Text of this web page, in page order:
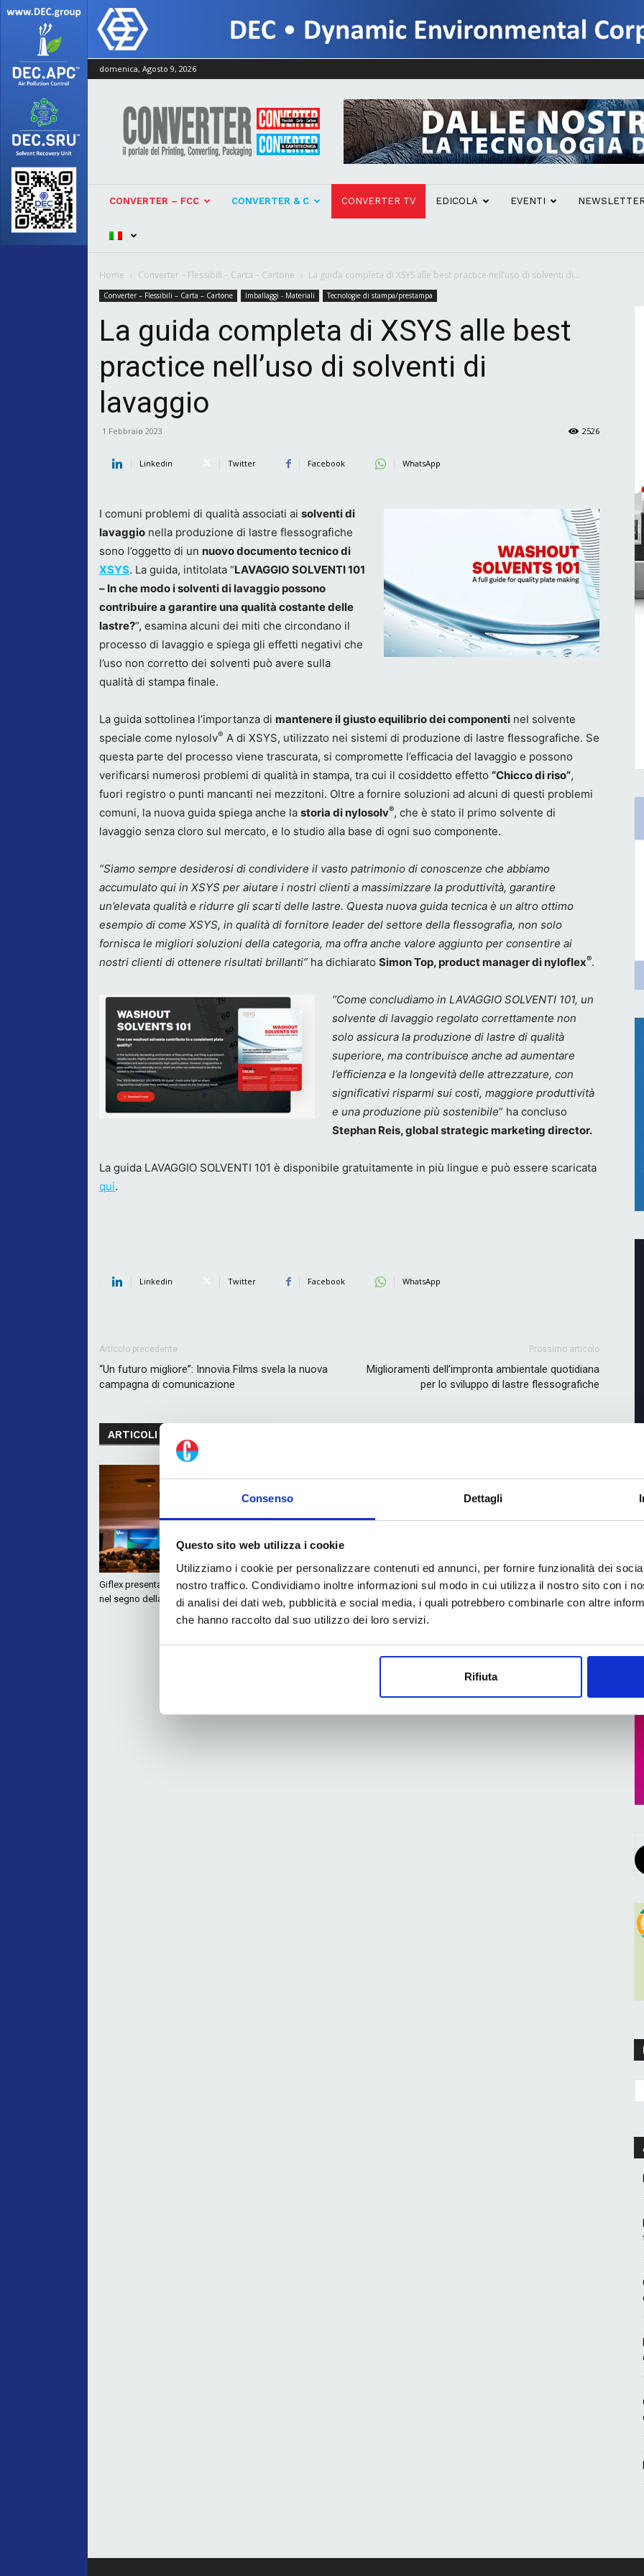
Consenso Dettagli
Questo sito web utilizza i cookie
Utilizziamo i cookie per personalizzare contenuti ed annunci, per fornire funzionalità dei
nostro traffico. Condividiamo inoltre informazioni sul modo in cui utilizza il nostro sito con i
di analisi dei dati web, pubblicità e social media, i quali potrebbero combinarle con altre
che hanno raccolto dal suo utilizzo dei loro servizi.
Rifiuta
domenica, Agosto 9, 2026
Converter
CONVERTER – FCC CONVERTER & C CONVERTER TV EDICOLA EVENTI
Home Converter – Flessibili – Carta – Cartone La guida completa di XSYS alle best practice nell’uso di solventi di...
Converter – Flessibili – Carta – Cartone Imballaggi - Materiali Tecnologie di stampa/prestampa
La guida completa di XSYS alle best
practice nell’uso di solventi di
lavaggio
1 Febbraio 2023 2526
Linkedin Twitter Facebook WhatsApp
I comuni problemi di qualità associati ai solventi di
lavaggio nella produzione di lastre flessografiche
sono l’oggetto di un nuovo documento tecnico di
XSYS. La guida, intitolata “LAVAGGIO SOLVENTI 101
– In che modo i solventi di lavaggio possono
contribuire a garantire una qualità costante delle
lastre?”, esamina alcuni dei miti che circondano il
processo di lavaggio e spiega gli effetti negativi che
l’uso non corretto dei solventi può avere sulla
qualità di stampa finale.
La guida sottolinea l’importanza di mantenere il giusto equilibrio dei componenti nel solvente
speciale come nylosolv® A di XSYS, utilizzato nei sistemi di produzione di lastre flessografiche. Se
questa parte del processo viene trascurata, si compromette l’efficacia del lavaggio e possono
verificarsi numerosi problemi di qualità in stampa, tra cui il cosiddetto effetto “Chicco di riso”,
fuori registro o punti mancanti nei mezzitoni. Oltre a fornire soluzioni ad alcuni di questi problemi
comuni, la nuova guida spiega anche la storia di nylosolv®, che è stato il primo solvente di
lavaggio senza cloro sul mercato, e lo studio alla base di ogni suo componente.
“Siamo sempre desiderosi di condividere il vasto patrimonio di conoscenze che abbiamo
accumulato qui in XSYS per aiutare i nostri clienti a massimizzare la produttività, garantire
un’elevata qualità e ridurre gli scarti delle lastre. Questa nuova guida tecnica è un altro ottimo
esempio di come XSYS, in qualità di fornitore leader del settore della flessografia, non solo
fornisca le migliori soluzioni della categoria, ma offra anche valore aggiunto per consentire ai
nostri clienti di ottenere risultati brillanti” ha dichiarato Simon Top, product manager di nyloflex®.
“Come concludiamo in LAVAGGIO SOLVENTI 101, un
solvente di lavaggio regolato correttamente non
solo assicura la produzione di lastre di qualità
superiore, ma contribuisce anche ad aumentare
l’efficienza e la longevità delle attrezzature, con
significativi risparmi sui costi, maggiore produttività
e una produzione più sostenibile” ha concluso
Stephan Reis, global strategic marketing director.
La guida LAVAGGIO SOLVENTI 101 è disponibile gratuitamente in più lingue e può essere scaricata
qui.
Linkedin Twitter Facebook WhatsApp
Articolo precedente
“Un futuro migliore”: Innovia Films svela la nuova
campagna di comunicazione
Prossimo articolo
Miglioramenti dell’impronta ambientale quotidiana
per lo sviluppo di lastre flessografiche
ARTICOLI CORRELATI
Giflex presenta la nuova governance
nel segno della continuità
A tu per tu con Neni Rossini,
Presidente Giflex
Automazione, colore e produttività: la
partnership vincente tra ISMA Color e